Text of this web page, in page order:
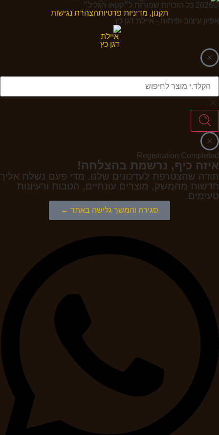
©2026 כל הזכויות שמורות ל״קקאו הגליל״
תקנון, מדיניות פרטיותהצהרת נגישות
אפיון עיצוב ופיתוח - איילת דגן כץ
Registration Completed
איזה כיף, נרשמת בהצלחה!
תודה שהצטרפת לעדכונים שלנו. מדי פעם נשלח אליך
חדשות מהמשק, מוצרים עונתיים, הטבות ורעיונות
טעימים.
סגירה והמשך גלישה באתר ←